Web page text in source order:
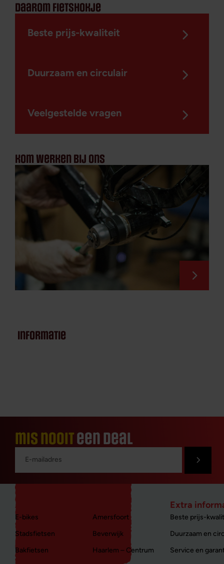
daarom fietshokje
Beste prijs-kwaliteit
Duurzaam en circulair
Veelgestelde vragen
kom werken bij ons
informatie
mis nooiteen deal
Aanbod nieuw
E-bikes
Stadsfietsen
Bakfietsen
Amersfoort
Beverwijk
Haarlem – Centrum
Extra
Beste prijs-
Duurzaam en
Service en